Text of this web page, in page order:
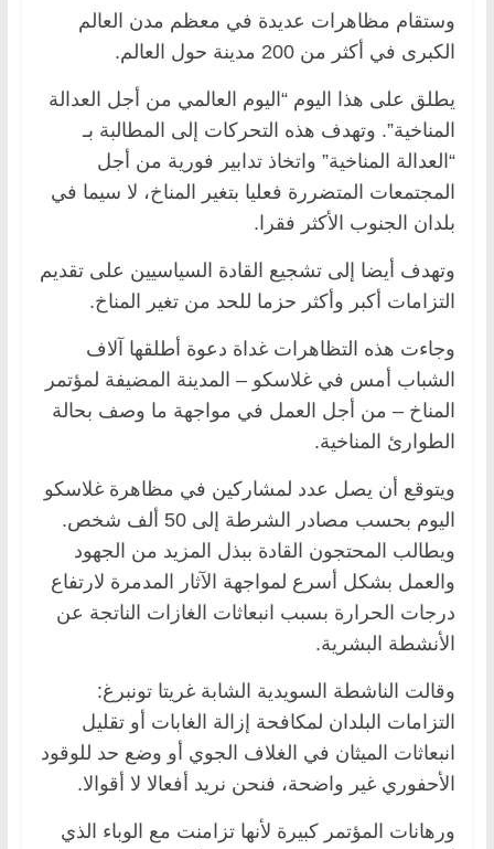
وستقام مظاهرات عديدة في معظم مدن العالم
الكبرى في أكثر من 200 مدينة حول العالم.
يطلق على هذا اليوم “اليوم العالمي من أجل العدالة
المناخية”. وتهدف هذه التحركات إلى المطالبة بـ
“العدالة المناخية” واتخاذ تدابير فورية من أجل
المجتمعات المتضررة فعليا بتغير المناخ، لا سيما في
بلدان الجنوب الأكثر فقرا.
وتهدف أيضا إلى تشجيع القادة السياسيين على تقديم
التزامات أكبر وأكثر حزما للحد من تغير المناخ.
وجاءت هذه التظاهرات غداة دعوة أطلقها آلاف
الشباب أمس في غلاسكو – المدينة المضيفة لمؤتمر
المناخ – من أجل العمل في مواجهة ما وصف بحالة
الطوارئ المناخية.
ويتوقع أن يصل عدد لمشاركين في مظاهرة غلاسكو
اليوم بحسب مصادر الشرطة إلى 50 ألف شخص.
ويطالب المحتجون القادة ببذل المزيد من الجهود
والعمل بشكل أسرع لمواجهة الآثار المدمرة لارتفاع
درجات الحرارة بسبب انبعاثات الغازات الناتجة عن
الأنشطة البشرية.
وقالت الناشطة السويدية الشابة غريتا تونبرغ:
التزامات البلدان لمكافحة إزالة الغابات أو تقليل
انبعاثات الميثان في الغلاف الجوي أو وضع حد للوقود
الأحفوري غير واضحة، فنحن نريد أفعالا لا أقوالا.
ورهانات المؤتمر كبيرة لأنها تزامنت مع الوباء الذي